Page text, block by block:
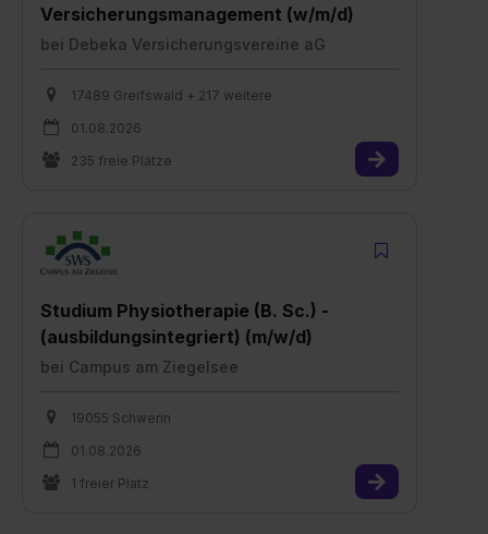
Versicherungsmanagement (w/m/d)
bei Debeka Versicherungsvereine aG
17489 Greifswald + 217 weitere
01.08.2026
235 freie Plätze
Studium Physiotherapie (B. Sc.) -
(ausbildungsintegriert) (m/w/d)
bei Campus am Ziegelsee
19055 Schwerin
01.08.2026
1 freier Platz